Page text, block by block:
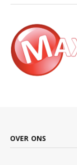
OVER ONS